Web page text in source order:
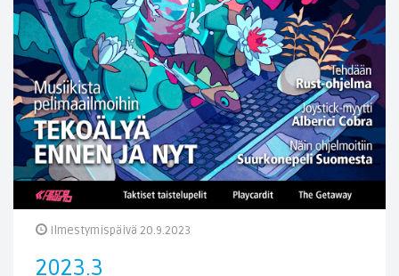
Ilmestymispäivä 20.9.2023
2023.3